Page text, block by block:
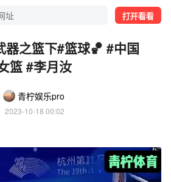
打开看看
器之篮下#篮球🏀 #中国
篮 #李月汝
青柠娱乐pro
2023-10-18 00:02